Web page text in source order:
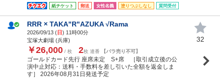
紙チケット 郵送 女性名義 塗りつぶしなし 質問受付
RRR × TAKA"R"AZUKA √Rama
2026/09/13 (日) 11時00分
宝塚大劇場 (兵庫)
￥26,000 / 枚 2枚 連番 【バラ売り不可】
ゴールドカード先行 座席未定 S+席 ［取引成立後の公
演中止対応：送料・手数料を差し引いた全額を返金しま
す］ 2026年08月31日発送予定
32